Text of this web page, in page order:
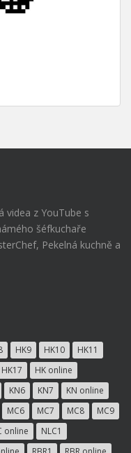
videa z YouTube s
šéfkuchaře
Pekelná kuchně a
HK9 HK10
HK11
HK17
HK online
KN6 KN7
KN online
MC6 MC7 MC8
MC9
online
NLC1